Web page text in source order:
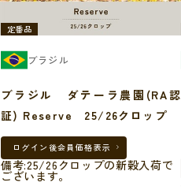
定番品
ブラジル
ブラジル ダテーラ農園(RA認
証) Reserve 25/26クロップ
ログイン後会員価格表示
備考:25/26クロップの新穀入荷で
ございます。